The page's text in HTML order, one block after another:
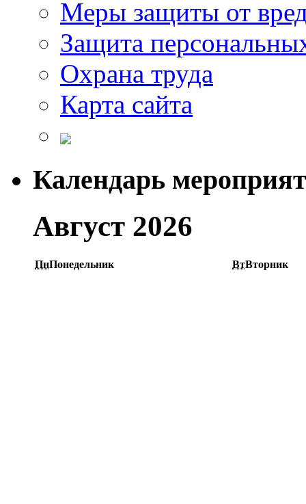
Меры защиты от
Защита
Охрана труда
Карта сайта
Календарь
Август 2026
ПнПонедельник ВтВторник